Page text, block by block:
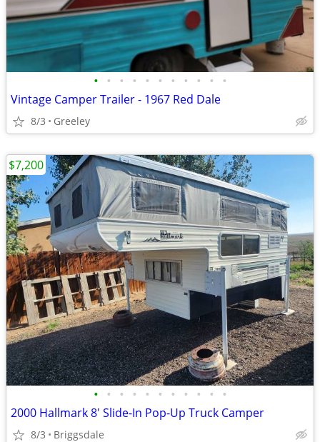
• • • • • • • • • • •
Vintage Camper Trailer - 1967 Red Dale
8/3 Greeley
• • • • • • • • • • •
2000 Hallmark 8' Slide-In Pop-Up Truck Camper
8/3 Briggsdale
$7,200